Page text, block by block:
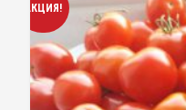
АКЦИЯ!